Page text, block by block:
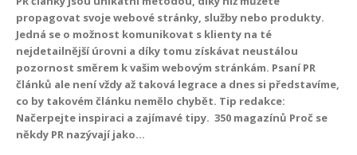
propagovat svoje webové stránky, služby nebo produkty.
Jedná se o možnost komunikovat s klienty na té
nejdetailnější úrovni a díky tomu získávat neustálou
pozornost směrem k vašim webovým stránkám. Psaní PR
článků ale není vždy až taková legrace a dnes si představíme,
co by takovém článku nemělo chybět. Tip redakce:
Načerpejte inspiraci a zajímavé tipy. 350 magazínů Proč se
někdy PR nazývají jako...